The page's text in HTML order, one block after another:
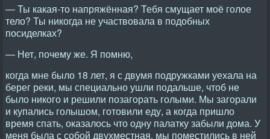
— Ты какая-то напряжённая? Тебя смущает моё голое
тело? Ты никогда не участвовала в подобных
посиделках?
— Нет, почему же. Я помню,
когда мне было 18 лет, я с двумя подружками уехала на
берег реки, мы специально ушли подальше, чтоб не
было никого и решили позагорать голыми. Мы загорали
и купались голышом, готовили еду, а когда пришло
время спать, оказалось что одну палатку забыли дома. У
меня была с собой двухместная, мы поместились в ней